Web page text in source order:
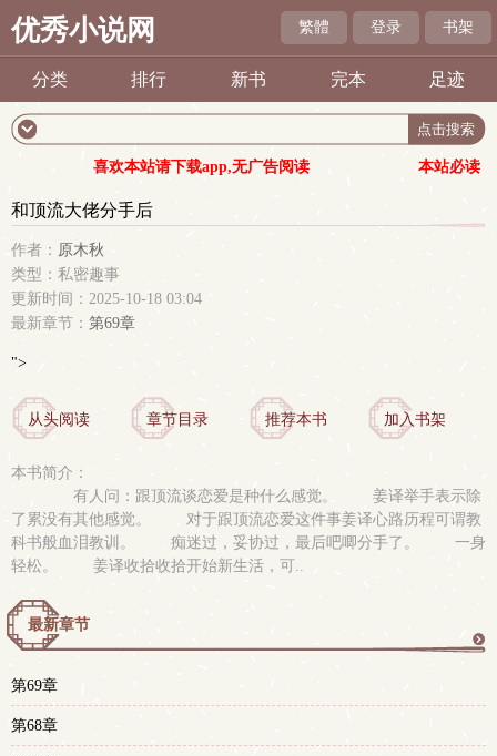
优秀小说网 繁體 登录 书架
分类 排行 新书 完本 足迹
喜欢本站请下载app,无广告阅读 本站必读
和顶流大佬分手后
作者： 原木秋
类型：私密趣事
更新时间：2025-10-18 03:04
最新章节： 第69章
">
从头阅读 章节目录 推荐本书 加入书架
本书简介：
有人问：跟顶流谈恋爱是种什么感觉。 姜译举手表示除
了累没有其他感觉。 对于跟顶流恋爱这件事姜译心路历程可谓教
科书般血泪教训。 痴迷过，妥协过，最后吧唧分手了。 一身
轻松。 姜译收拾收拾开始新生活，可..
最新章节
第69章
第68章